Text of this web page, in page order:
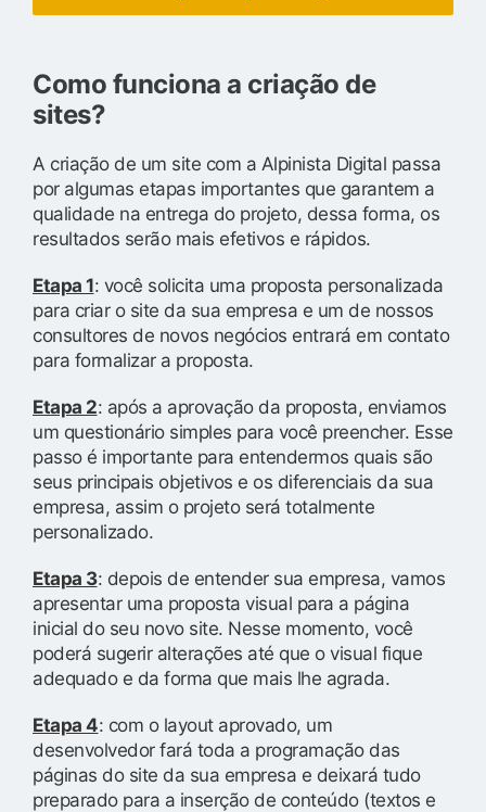
Como funciona a criação de
sites?
A criação de um site com a Alpinista Digital passa
por algumas etapas importantes que garantem a
qualidade na entrega do projeto, dessa forma, os
resultados serão mais efetivos e rápidos.
Etapa 1: você solicita uma proposta personalizada
para criar o site da sua empresa e um de nossos
consultores de novos negócios entrará em contato
para formalizar a proposta.
Etapa 2: após a aprovação da proposta, enviamos
um questionário simples para você preencher. Esse
passo é importante para entendermos quais são
seus principais objetivos e os diferenciais da sua
empresa, assim o projeto será totalmente
personalizado.
Etapa 3: depois de entender sua empresa, vamos
apresentar uma proposta visual para a página
inicial do seu novo site. Nesse momento, você
poderá sugerir alterações até que o visual fique
adequado e da forma que mais lhe agrada.
Etapa 4: com o layout aprovado, um
desenvolvedor fará toda a programação das
páginas do site da sua empresa e deixará tudo
preparado para a inserção de conteúdo (textos e